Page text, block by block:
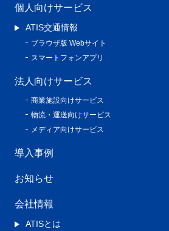
個人向けサービス
ATIS交通情報
ブラウザ版 Webサイト
スマートフォンアプリ
法人向けサービス
商業施設向けサービス
物流・運送向けサービス
メディア向けサービス
導入事例
お知らせ
会社情報
ATISとは